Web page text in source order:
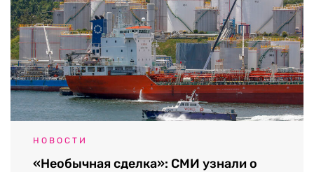
НОВОСТИ
«Необычная сделка»: СМИ узнали о